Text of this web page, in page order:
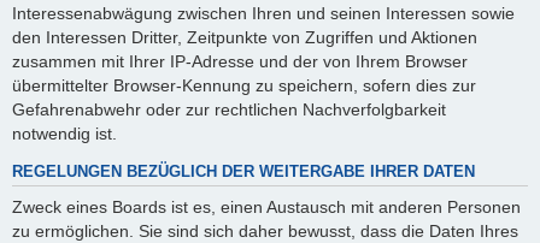
Interessenabwägung zwischen Ihren und seinen Interessen sowie
den Interessen Dritter, Zeitpunkte von Zugriffen und Aktionen
zusammen mit Ihrer IP-Adresse und der von Ihrem Browser
übermittelter Browser-Kennung zu speichern, sofern dies zur
Gefahrenabwehr oder zur rechtlichen Nachverfolgbarkeit
notwendig ist.
REGELUNGEN BEZÜGLICH DER WEITERGABE IHRER DATEN
Zweck eines Boards ist es, einen Austausch mit anderen Personen
zu ermöglichen. Sie sind sich daher bewusst, dass die Daten Ihres